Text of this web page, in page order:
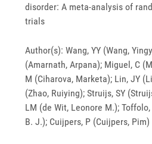
disorder: A meta-analysis of
trials
Author(s): Wang, YY (Wang,
(Amarnath, Arpana); Miguel, C
M (Ciharova, Marketa); Lin, JY
(Zhao, Ruiying); Struijs, SY
LM (de Wit, Leonore M.);
B. J.); Cuijpers, P (Cuijpers, Pim)